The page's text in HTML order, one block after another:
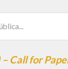
– Call for